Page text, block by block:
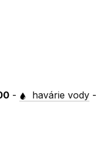
- havárie vody -